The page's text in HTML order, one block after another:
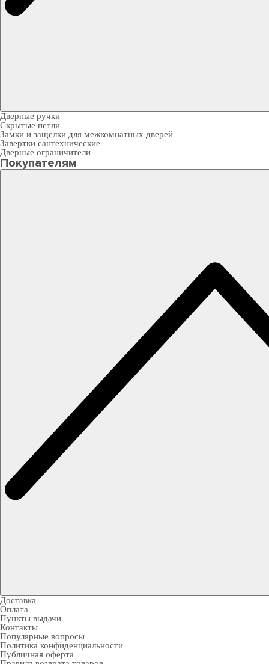
Дверные ручки
Скрытые петли
Замки и защелки для межкомнатных дверей
Завертки сантехнические
Дверные ограничители
Покупателям
Доставка
Оплата
Пункты выдачи
Контакты
Популярные вопросы
Политика конфиденциальности
Публичная оферта